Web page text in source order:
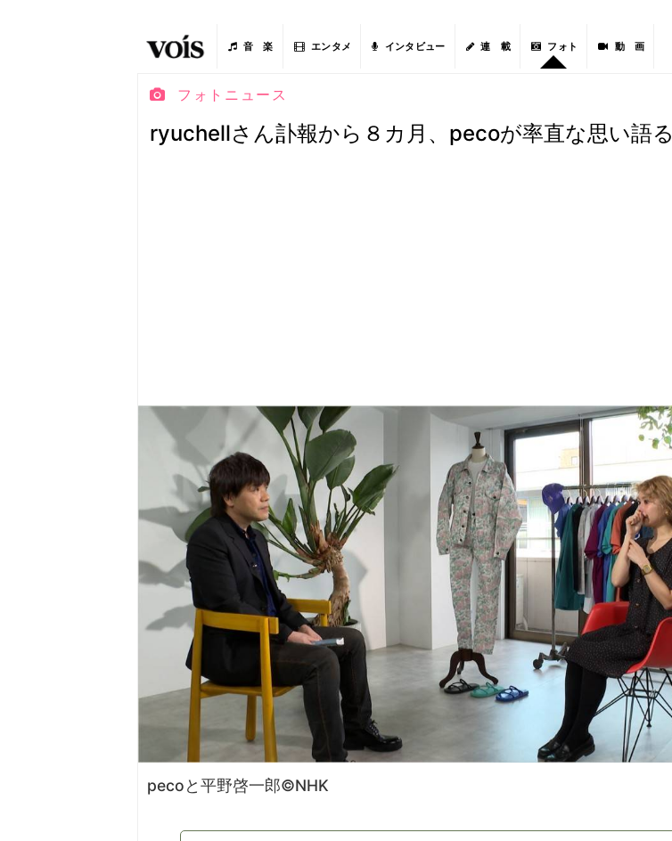
音 楽 エンタメ インタビュー 連 載 フォト 動 画
フォトニュース
ryuchellさん訃報から８カ月、pecoが率直な思い語る
pecoと平野啓一郎©NHK